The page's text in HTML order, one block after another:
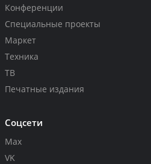
Конференции
Специальные проекты
Маркет
Техника
ТВ
Печатные издания
Соцсети
Max
VK